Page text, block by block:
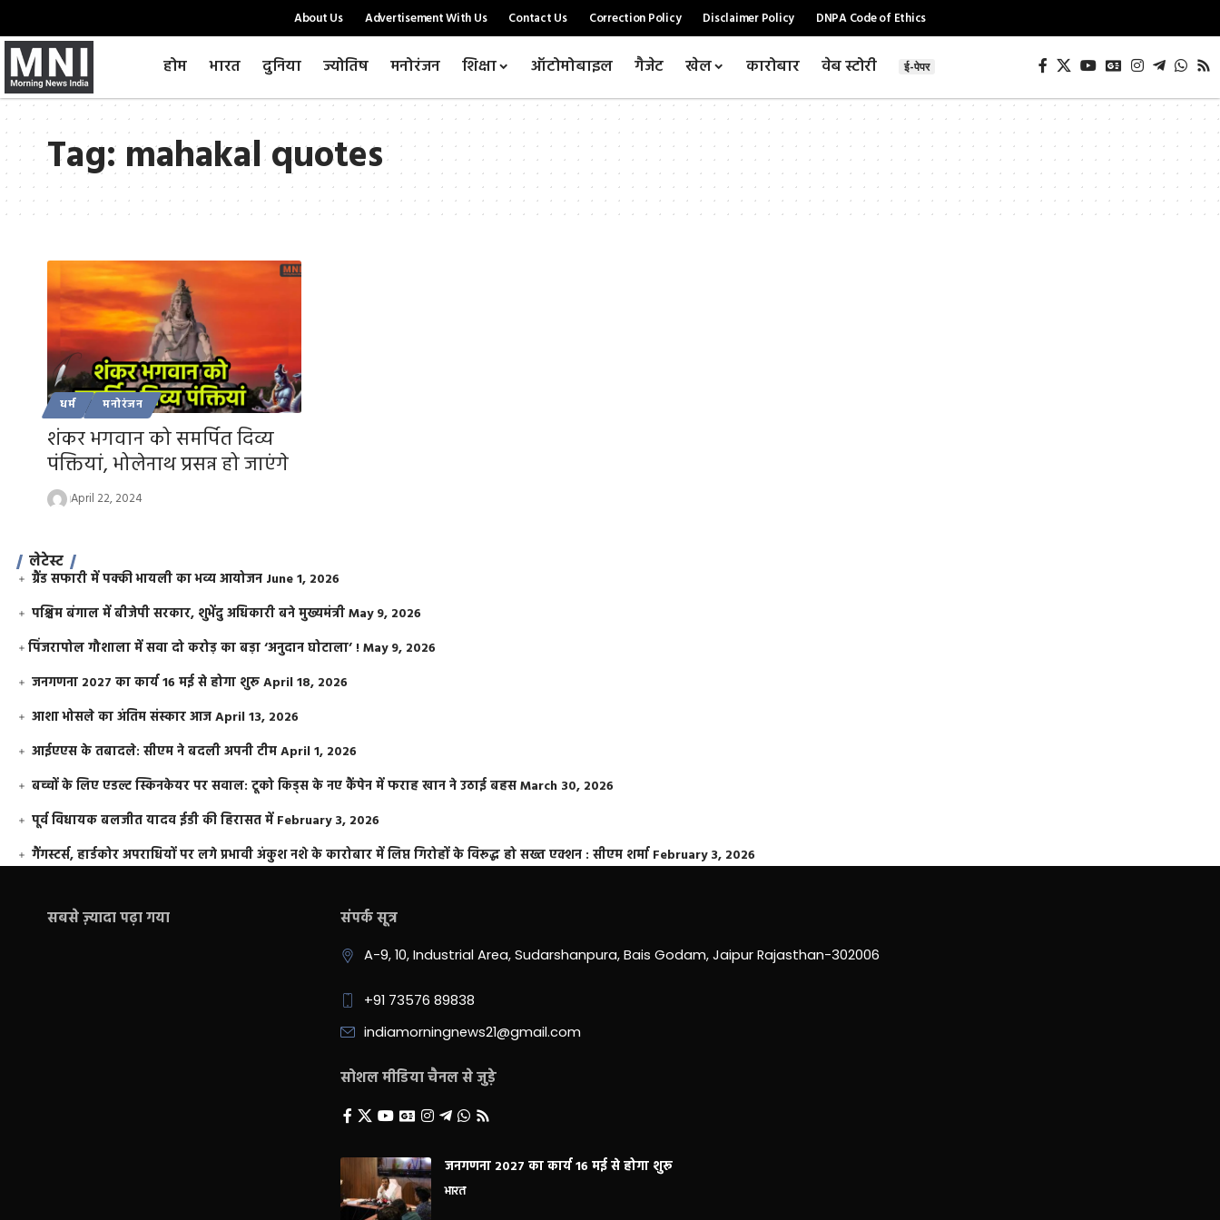
About Us Advertisement With Us Contact Us Correction Policy Disclaimer Policy DNPA Code of Ethics
होम भारत दुनिया ज्योतिष मनोरंजन शिक्षा ऑटोमोबाइल गैजेट खेल कारोबार वेब स्टोरी ई-पेपर
Tag:mahakal quotes
धर्म मनोरंजन
शंकर भगवान को समर्पित दिव्य
पंक्तियां, भोलेनाथ प्रसन्न हो जाएंगे
April 22, 2024
लेटेस्ट
ग्रैंड सफारी में पक्की भायली का भव्य आयोजन June 1, 2026
पश्चिम बंगाल में बीजेपी सरकार, शुभेंदु अधिकारी बने मुख्यमंत्रीMay 9, 2026
​पिंजरापोल गौशाला में सवा दो करोड़ का बड़ा ‘अनुदान घोटाला’ !May 9, 2026
जनगणना 2027 का कार्य 16 मई से होगा शुरूApril 18, 2026
आशा भोसले का अंतिम संस्कार आजApril 13, 2026
आईएएस के तबादले: सीएम ने बदली अपनी टीमApril 1, 2026
बच्चों के लिए एडल्ट स्किनकेयर पर सवाल: टूको किड्स के नए कैंपेन में फराह खान ने उठाई बहसMarch 30, 2026
पूर्व विधायक बलजीत यादव ईडी की हिरासत में February 3, 2026
गैंगस्टर्स, हार्डकोर अपराधियों पर लगे प्रभावी अंकुश नशे के कारोबार में लिप्त गिरोहों के विरूद्ध हो सख्त एक्शन : सीएम शर्मा February 3, 2026
सबसे ज़्यादा पढ़ा गया संपर्क सूत्र
A-9, 10, Industrial Area, Sudarshanpura, Bais Godam, Jaipur Rajasthan-302006
+91 73576 89838
indiamorningnews21@gmail.com
सोशल मीडिया चैनल से जुड़े
जनगणना 2027 का कार्य 16 मई से होगा शुरू
भारत